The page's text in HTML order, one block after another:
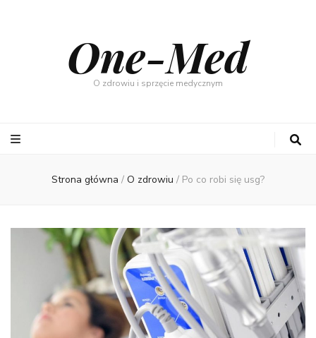
One-Med
O zdrowiu i sprzęcie medycznym
Strona główna / O zdrowiu / Po co robi się usg?